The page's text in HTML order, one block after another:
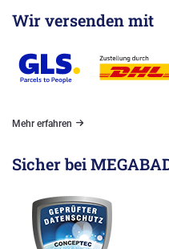
Wir versenden mit
Mehr erfahren
Sicher bei